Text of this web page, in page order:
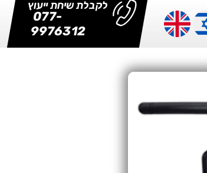
לקבלת שיחת ייעוץ
077-
9976312